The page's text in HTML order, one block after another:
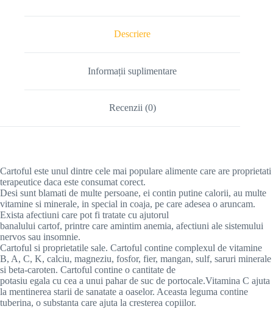
Descriere
Informații suplimentare
Recenzii (0)
Cartoful este unul dintre cele mai populare alimente care are proprietati
terapeutice daca este consumat corect.
Desi sunt blamati de multe persoane, ei contin putine calorii, au multe
vitamine si minerale, in special in coaja, pe care adesea o aruncam.
Exista afectiuni care pot fi tratate cu ajutorul
banalului cartof, printre care amintim anemia, afectiuni ale sistemului
nervos sau insomnie.
Cartoful si proprietatile sale. Cartoful contine complexul de vitamine
B, A, C, K, calciu, magneziu, fosfor, fier, mangan, sulf, saruri minerale
si beta-caroten. Cartoful contine o cantitate de
potasiu egala cu cea a unui pahar de suc de portocale.Vitamina C ajuta
la mentinerea starii de sanatate a oaselor. Aceasta leguma contine
tuberina, o substanta care ajuta la cresterea copiilor.